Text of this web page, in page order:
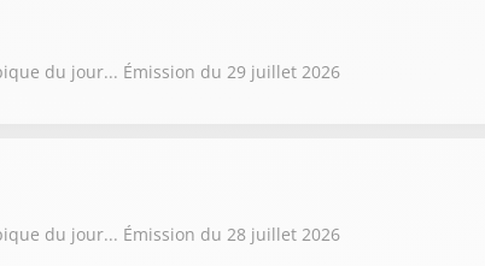
du jour... Émission du 29 juillet 2026
du jour... Émission du 28 juillet 2026